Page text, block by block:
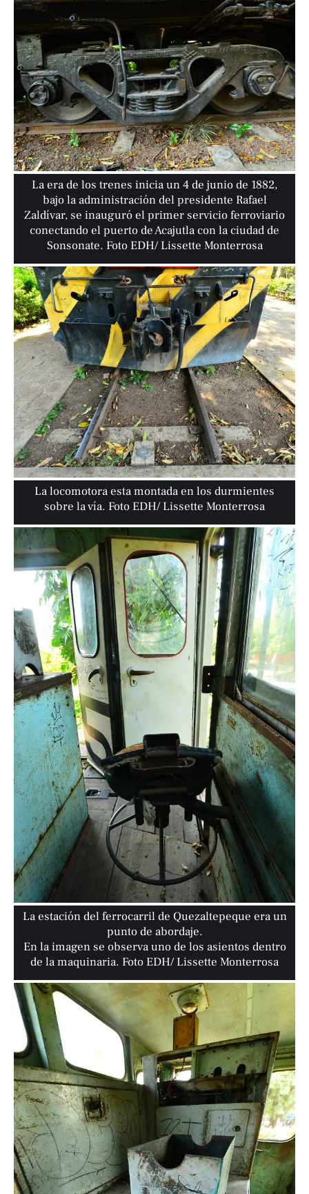
La era de los trenes inicia un 4 de junio de 1882,
bajo la administración del presidente Rafael
Zaldívar, se inauguró el primer servicio ferroviario
conectando el puerto de Acajutla con la ciudad de
Sonsonate. Foto EDH/ Lissette Monterrosa
La locomotora esta montada en los durmientes
sobre la vía. Foto EDH/ Lissette Monterrosa
La estación del ferrocarril de Quezaltepeque era un
punto de abordaje.
En la imagen se observa uno de los asientos dentro
de la maquinaria. Foto EDH/ Lissette Monterrosa